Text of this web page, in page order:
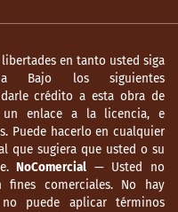
en tanto usted siga
Bajo los siguientes
crédito a esta obra de
un enlace a la licencia, e
Puede hacerlo en cualquier
que sugiera que usted o su
NoComercial — Usted no
comerciales. No hay
puede aplicar términos